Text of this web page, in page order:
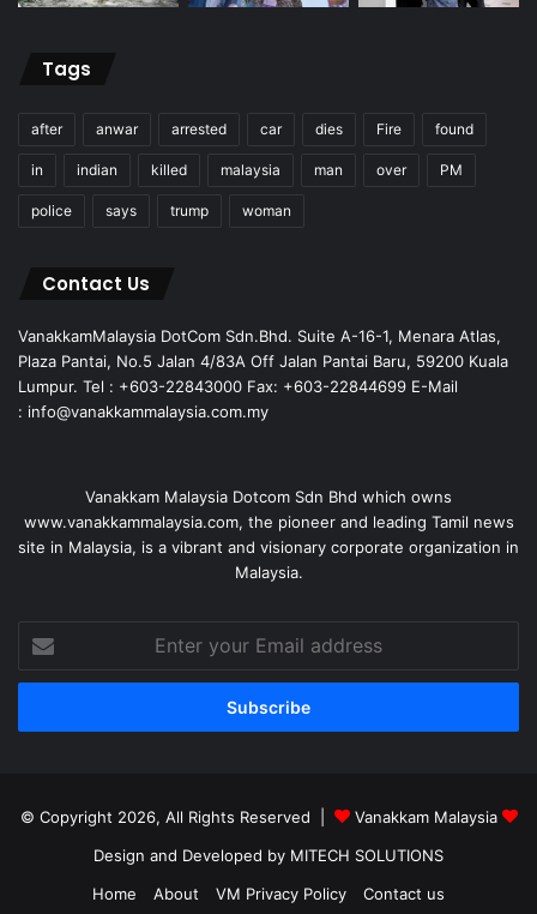
Tags
after anwar arrested car dies Fire found
in indian killed malaysia man over PM
police says trump woman
Contact Us
VanakkamMalaysia DotCom Sdn.Bhd. Suite A-16-1, Menara Atlas,
Plaza Pantai, No.5 Jalan 4/83A Off Jalan Pantai Baru, 59200 Kuala
Lumpur. Tel : +603-22843000 Fax: +603-22844699 E-Mail
: info@vanakkammalaysia.com.my
Vanakkam Malaysia Dotcom Sdn Bhd which owns
www.vanakkammalaysia.com, the pioneer and leading Tamil news
site in Malaysia, is a vibrant and visionary corporate organization in
Malaysia.
your
Email
© Copyright 2026, All Rights Reserved |
Vanakkam Malaysia
Design and Developed by MITECH SOLUTIONS
Home
About VM Privacy Policy Contact us